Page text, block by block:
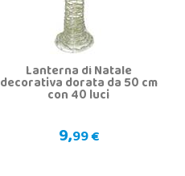
Lanterna di Natale
decorativa dorata da 50 cm
con 40 luci
9,99 €